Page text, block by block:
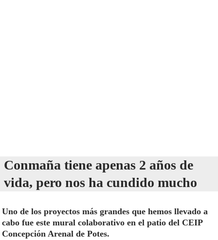
Conmaña tiene apenas 2 años de
vida, pero nos ha cundido mucho
Uno de los proyectos más grandes que hemos llevado a
cabo fue este mural colaborativo en el patio del CEIP
Concepción Arenal de Potes.